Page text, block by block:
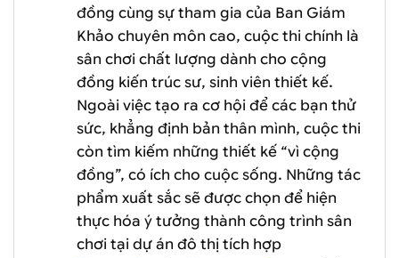
đồng cùng sự tham gia của Ban Giám
Khảo chuyên môn cao, cuộc thi chính là
sân chơi chất lượng dành cho cộng
đồng kiến trúc sư, sinh viên thiết kế.
Ngoài việc tạo ra cơ hội để các bạn thử
sức, khẳng định bản thân mình, cuộc thi
còn tìm kiếm những thiết kế “vì cộng
đồng”, có ích cho cuộc sống. Những tác
phẩm xuất sắc sẽ được chọn để hiện
thực hóa ý tưởng thành công trình sân
chơi tại dự án đô thị tích hợp